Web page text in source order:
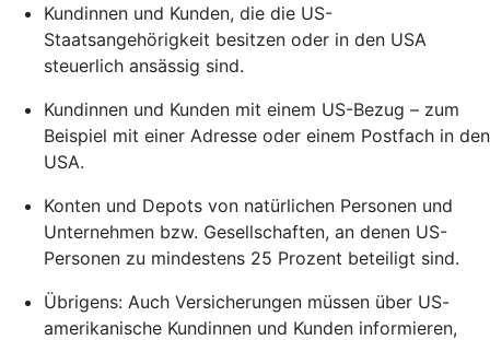
Kundinnen und Kunden, die die US-
Staatsangehörigkeit besitzen oder in den USA
steuerlich ansässig sind.
Kundinnen und Kunden mit einem US-Bezug – zum
Beispiel mit einer Adresse oder einem Postfach in den
USA.
Konten und Depots von natürlichen Personen und
Unternehmen bzw. Gesellschaften, an denen US-
Personen zu mindestens 25 Prozent beteiligt sind.
Übrigens: Auch Versicherungen müssen über US-
amerikanische Kundinnen und Kunden informieren,